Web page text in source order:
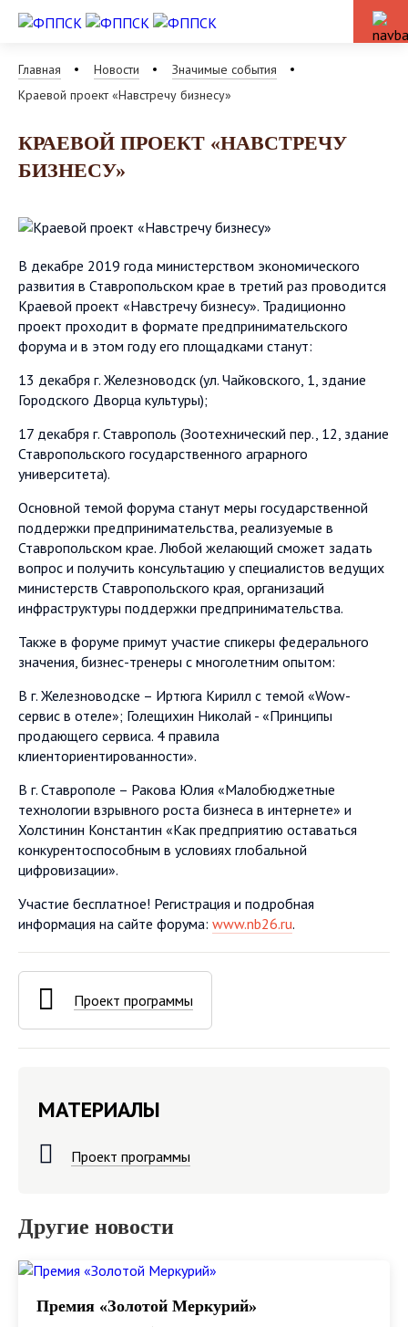
Главная Новости
Значимые события
Краевой проект «Навстречу бизнесу»
КРАЕВОЙ ПРОЕКТ «НАВСТРЕЧУ
БИЗНЕСУ»
В декабре 2019 года министерством экономического
развития в Ставропольском крае в третий раз проводится
Краевой проект «Навстречу бизнесу». Традиционно
проект проходит в формате предпринимательского
форума и в этом году его площадками станут:
13 декабря г. Железноводск (ул. Чайковского, 1, здание
Городского Дворца культуры);
17 декабря г. Ставрополь (Зоотехнический пер., 12, здание
Ставропольского государственного аграрного
университета).
Основной темой форума станут меры государственной
поддержки предпринимательства, реализуемые в
Ставропольском крае. Любой желающий сможет задать
вопрос и получить консультацию у специалистов ведущих
министерств Ставропольского края, организаций
инфраструктуры поддержки предпринимательства.
Также в форуме примут участие спикеры федерального
значения, бизнес-тренеры с многолетним опытом:
В г. Железноводске – Иртюга Кирилл с темой «Wow-
сервис в отеле»; Голещихин Николай - «Принципы
продающего сервиса. 4 правила
клиенториентированности».
В г. Ставрополе – Ракова Юлия «Малобюджетные
технологии взрывного роста бизнеса в интернете» и
Холстинин Константин «Как предприятию оставаться
конкурентоспособным в условиях глобальной
цифровизации».
Участие бесплатное! Регистрация и подробная
информация на сайте форума: www.nb26.ru.
Проект программы
МАТЕРИАЛЫ
Проект программы
Другие новости
Премия «Золотой Меркурий»